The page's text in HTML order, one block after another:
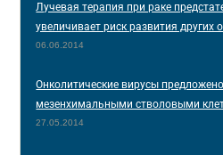
Лучевая терапия при раке
увеличивает риск развития других
06.06.2014
Онколитические вирусы
мезенхимальными стволовыми
27.05.2014